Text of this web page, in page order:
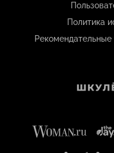
Политика
Рекомендательные